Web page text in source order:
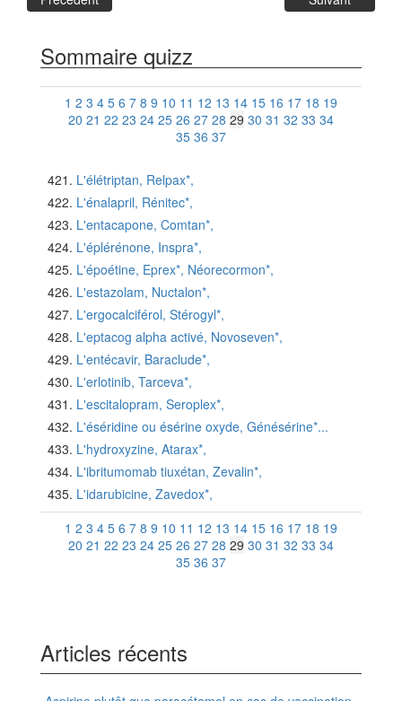
Sommaire quizz
1 2 3 4 5 6 7 8 9 10 11 12 13 14 15 16 17 18 19
20 21 22 23 24 25 26 27 28 29 30 31 32 33 34
35 36 37
L'élétriptan, Relpax*,
L'énalapril, Rénitec*,
L'entacapone, Comtan*,
L'éplérénone, Inspra*,
L'époétine, Eprex*, Néorecormon*,
L'estazolam, Nuctalon*,
L'ergocalciférol, Stérogyl*,
L'eptacog alpha activé, Novoseven*,
L'entécavir, Baraclude*,
L'erlotinib, Tarceva*,
L'escitalopram, Seroplex*,
L'éséridine ou ésérine oxyde, Génésérine*...
L'hydroxyzine, Atarax*,
L'ibritumomab tiuxétan, Zevalin*,
L'idarubicine, Zavedox*,
1 2 3 4 5 6 7 8 9 10 11 12 13 14 15 16 17 18 19
20 21 22 23 24 25 26 27 28 29 30 31 32 33 34
35 36 37
Articles récents